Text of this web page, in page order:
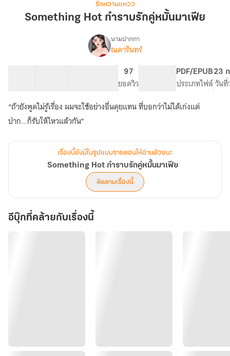
กำราบ
รักหวานแหวว
Something Hot กำราบรักคู่หมั้นมาเฟีย
เรื่องSomething
กำราบ
รัก
คู่
หมั้น
มาเฟีย
นามปากกา
ณดารินทร์
97
ยอดวิว
PDF/EPUB
ประเภทไฟล์
23
วันที่
“ถ้ายังพูดไม่รู้เรื่อง ผมจะใช้อย่างอื่นคุยแทน ที่บอกว่าไม่ได้เก่งแต่
ปาก...ก็รับให้ไหวแล้วกัน”
เรื่องนี้ยังมีในรูปแบบรายตอนให้อ่านด้วยนะ
Something Hot กำราบรักคู่หมั้นมาเฟีย
ติดตามเรื่องนี้
อีบุ๊กที่คล้ายกับเรื่องนี้